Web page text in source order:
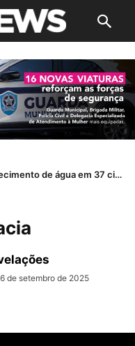
Temporais afetam abastecimento de água em 37 cidades do RS
de setembro de 2025